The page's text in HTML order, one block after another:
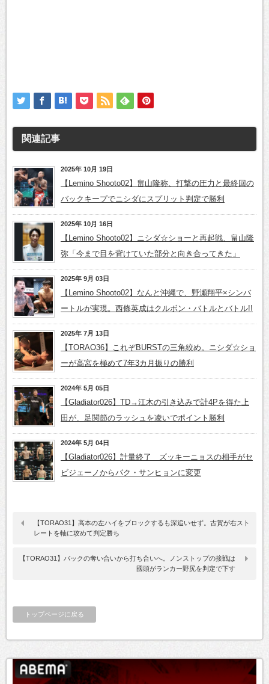
関連記事
2025年 10月 19日
【Lemino Shooto02】畠山隆称、打撃の圧力と最終回の
バックキープでニシダにスプリット判定で勝利
2025年 10月 16日
【Lemino Shooto02】ニシダ☆ショーと再起戦、畠山隆
弥「今まで目を背けていた部分と向き合ってきた」
2025年 9月 03日
【Lemino Shooto02】なんと沖縄で、野瀬翔平×シンバ
ートルが実現。西條英成はクルボン・バトルとバトル!!
2025年 7月 13日
【TORAO36】これぞBURSTの三角絞め。ニシダ☆ショ
ーが高宮を極めて7年3カ月振りの勝利
2024年 5月 05日
【Gladiator026】TD→江木の引き込みで計4Pを得た上
田が、足関節のラッシュを凌いでポイント勝利
2024年 5月 04日
【Gladiator026】計量終了 ズッキーニョスの相手がセ
ビジェーノからパク・サンヒョンに変更
【TORAO31】高本の左ハイをブロックするも深追いせず。古賀が右スト
レートを軸に攻めて判定勝ち
【TORAO31】バックの奪い合いから打ち合いへ。ノンストップの接戦は
國頭がランカー野尻を判定で下す
トップページに戻る